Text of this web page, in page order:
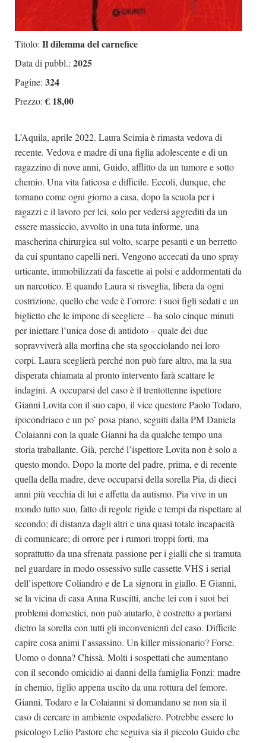
Titolo: Il dilemma del carnefice
Data di pubbl.: 2025
Pagine: 324
Prezzo:€ 18,00
L’Aquila, aprile 2022. Laura Scimia è rimasta vedova di
recente. Vedova e madre di una figlia adolescente e di un
ragazzino di nove anni, Guido, afflitto da un tumore e sotto
chemio. Una vita faticosa e difficile. Eccoli, dunque, che
tornano come ogni giorno a casa, dopo la scuola per i
ragazzi e il lavoro per lei, solo per vedersi aggrediti da un
essere massiccio, avvolto in una tuta informe, una
mascherina chirurgica sul volto, scarpe pesanti e un berretto
da cui spuntano capelli neri. Vengono accecati da uno spray
urticante, immobilizzati da fascette ai polsi e addormentati da
un narcotico. E quando Laura si risveglia, libera da ogni
costrizione, quello che vede è l’orrore: i suoi figli sedati e un
biglietto che le impone di scegliere – ha solo cinque minuti
per iniettare l’unica dose di antidoto – quale dei due
sopravviverà alla morfina che sta sgocciolando nei loro
corpi. Laura sceglierà perché non può fare altro, ma la sua
disperata chiamata al pronto intervento farà scattare le
indagini. A occuparsi del caso è il trentottenne ispettore
Gianni Lovita con il suo capo, il vice questore Paolo Todaro,
ipocondriaco e un po’ posa piano, seguiti dalla PM Daniela
Colaianni con la quale Gianni ha da qualche tempo una
storia traballante. Già, perché l’ispettore Lovita non è solo a
questo mondo. Dopo la morte del padre, prima, e di recente
quella della madre, deve occuparsi della sorella Pia, di dieci
anni più vecchia di lui e affetta da autismo. Pia vive in un
mondo tutto suo, fatto di regole rigide e tempi da rispettare al
secondo; di distanza dagli altri e una quasi totale incapacità
di comunicare; di orrore per i rumori troppi forti, ma
soprattutto da una sfrenata passione per i gialli che si tramuta
nel guardare in modo ossessivo sulle cassette VHS i serial
dell’ispettore Coliandro e de La signora in giallo. E Gianni,
se la vicina di casa Anna Ruscitti, anche lei con i suoi bei
problemi domestici, non può aiutarlo, è costretto a portarsi
dietro la sorella con tutti gli inconvenienti del caso. Difficile
capire cosa animi l’assassino. Un killer missionario? Forse.
Uomo o donna? Chissà. Molti i sospettati che aumentano
con il secondo omicidio ai danni della famiglia Fonzi: madre
in chemio, figlio appena uscito da una rottura del femore.
Gianni, Todaro e la Colaianni si domandano se non sia il
caso di cercare in ambiente ospedaliero. Potrebbe essere lo
psicologo Lelio Pastore che seguiva sia il piccolo Guido che